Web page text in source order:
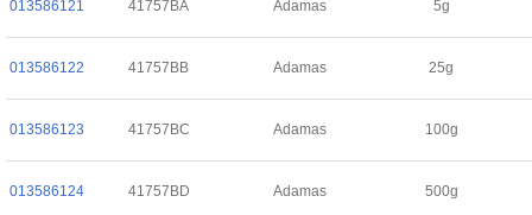
013586121 41757BA Adamas 5g
013586122 41757BB Adamas 25g
013586123 41757BC Adamas 100g
013586124 41757BD Adamas 500g